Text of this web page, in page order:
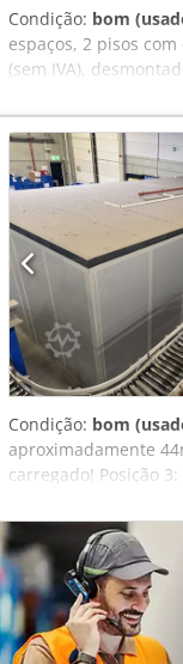
Condição: bom
espaços, 2 pisos
(sem IVA),
Trendline Ano de
com capacidade
m, a "abertura" para
piso térreo: aprox.
encostado à parede
aproximadamente o
Condição: bom
aproximadamente
carregado! Posição
desconhecido,
Largura do módulo:
módulos)
Alopfx Aaxorf Altura
três lados e,
medida do possível
aproximadamente o